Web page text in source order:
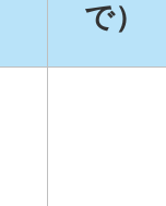
で）